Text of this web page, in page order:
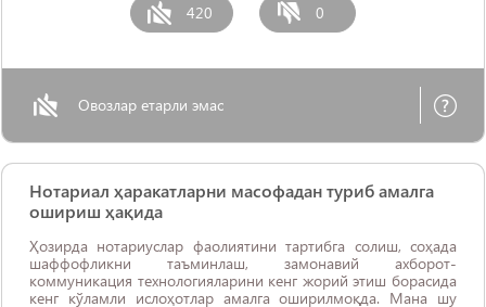
420 0
Овозлар етарли эмас
Нотариал ҳаракатларни масофадан туриб амалга
ошириш ҳақида
Ҳозирда нотариуслар фаолиятини тартибга солиш, соҳада
шаффофликни таъминлаш, замонавий ахборот-
коммуникация технологияларини кенг жорий этиш борасида
кенг кўламли ислоҳотлар амалга оширилмоқда. Мана шу